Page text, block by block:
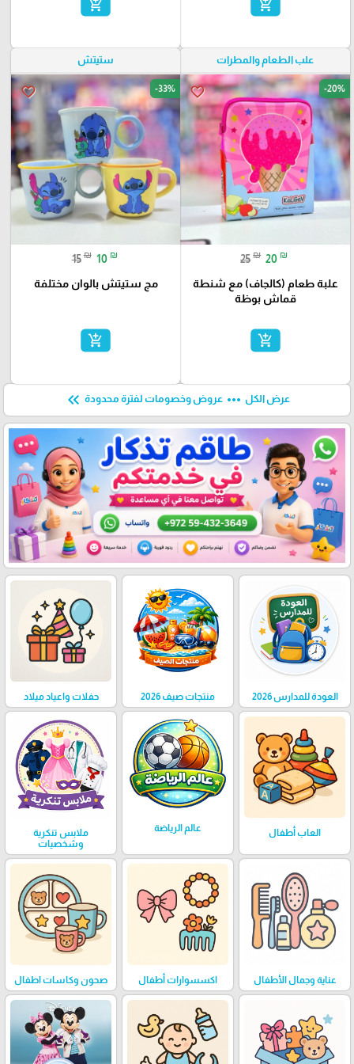
add_shopping_cart
add_shopping_cart
علب الطعام والمطرات
favorite_border -20%
25 ₪ 20 ₪
علبة طعام (كالجاف) مع شنطة
قماش بوظة
add_shopping_cart
ستيتش
favorite_border -33%
15 ₪ 10 ₪
مج ستيتش بالوان مختلفة
add_shopping_cart
عرض الكل more_horiz عروض وخصومات لفترة محدودة keyboard_double_arrow_left
العودة للمدارس 2026 منتجات صيف 2026 حفلات واعياد ميلاد
العاب أطفال عالم الرياضة
ملابس تنكرية
وشخصيات
عناية وجمال الأطفال اكسسوارات أطفال صحون وكاسات اطفال